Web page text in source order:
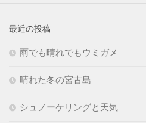
最近の投稿
雨でも晴れでもウミガメ
晴れた冬の宮古島
シュノーケリングと天気